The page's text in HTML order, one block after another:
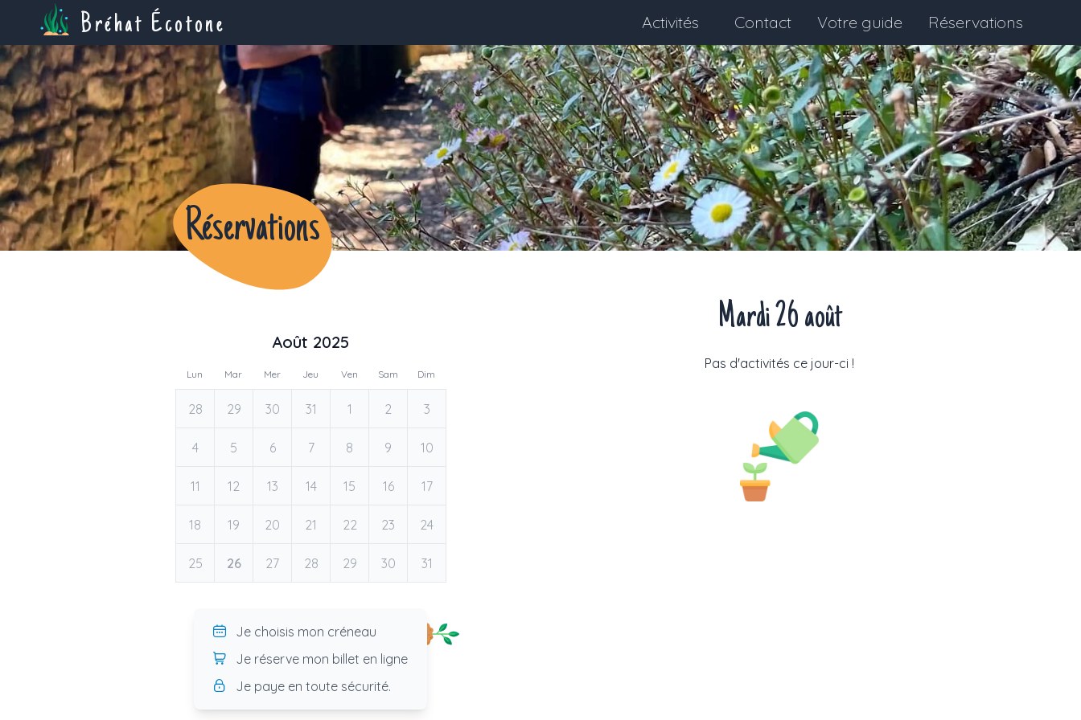
Bréhat Écotone Activités Contact Votre guide Réservations
Réservations
Août 2025
Lun Mar Mer Jeu Ven Sam Dim
28 29 30 31 1 2 3
4 5 6 7 8 9 10
11 12 13 14 15 16 17
18 19 20 21 22 23 24
25 26 27 28 29 30 31
Je choisis mon créneau
Je réserve mon billet en ligne
Je paye en toute sécurité.
Mardi 26 août
Pas d'activités ce jour-ci !